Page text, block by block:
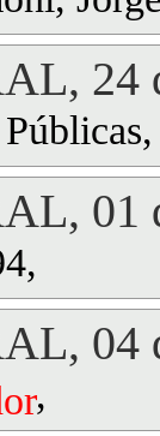
24
01
04
,